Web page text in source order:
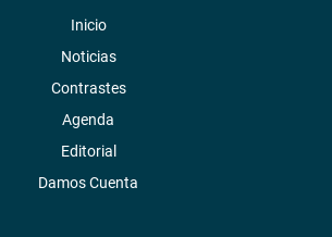
Inicio
Noticias
Contrastes
Agenda
Editorial
Damos Cuenta